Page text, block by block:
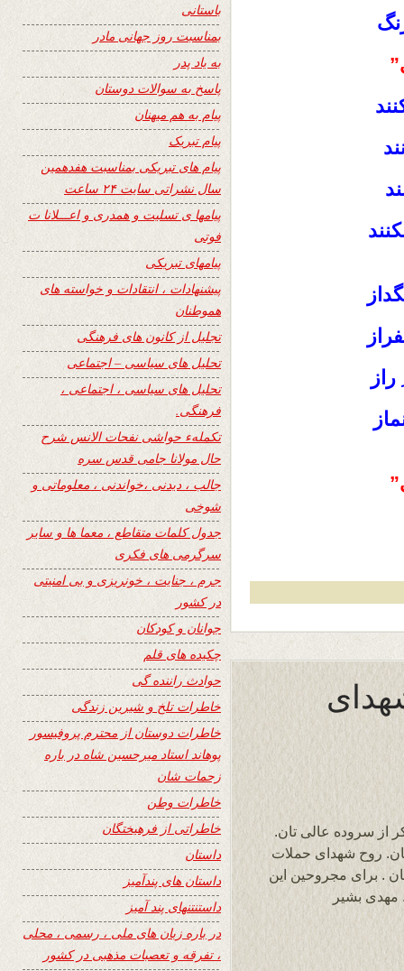
از سروده عالی تان.
روح شهدای حملات
. برای مجروحین این
مهدی بشیر
باستانی
بمناسبت روز جهانی مادر
به یاد پدر
پاسخ به سوالات دوستان
پیام به هم میهنان
پیام تبریک
پیام های تبریکی بمناسبت هفدهمین
سال نشراتی سایت ۲۴ ساعت
پیامها ی تسلیت و همدری و اعـــلانا ت
فوتی
پیامهای تبریکی
پیشنهادات ، انتقادات و خواسته های
هموطنان
تجلیل از کانون های فرهنگی
تحلیل های سیاسی – اجتماعی
تحلیل های سیاسی ، اجتماعی ،
فرهنگی.
تکملهء حواشی نفحات الانس شرح
حال مولانا جامی قدس سره
جالب ، دیدنی ،خواندنی ، معلوماتی و
شوخی
جدول کلمات متقاطع ، معما ها و سایر
سرگرمی های فکری
جرم ، جنایت ، خونریزی و بی امنیتی
در کشور
جوانان و کودکان
چکیده های قلم
حوادث راننده گی
خاطرات تلخ و شیرین زندگی
خاطرات دوستان از محترم پروفیسور
پوهاند استاد میرحسین شاه در باره
زحمات شان
خاطرات وطن
خاطراتی از فرهیختگان
داستان
داستان های پندآمیز
داستنتنهای پند آمیز
در باره زبان های ملی ، رسمی ، محلی
، تفرقه و تعصبات مذهبی در کشور